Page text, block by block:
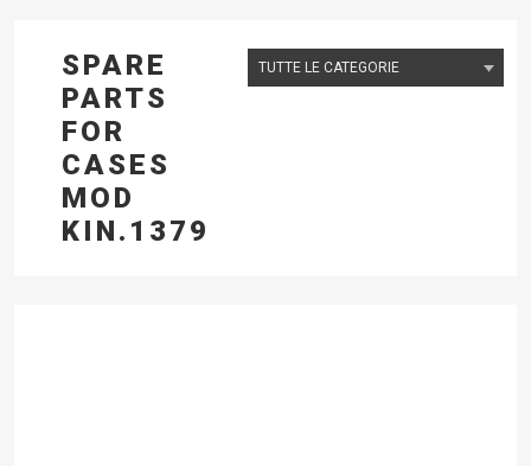
SPARE
PARTS
FOR
CASES
MOD
KIN.1379